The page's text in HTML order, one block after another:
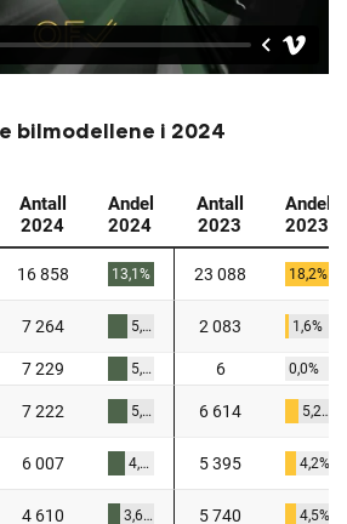
bilmodellene i 2024